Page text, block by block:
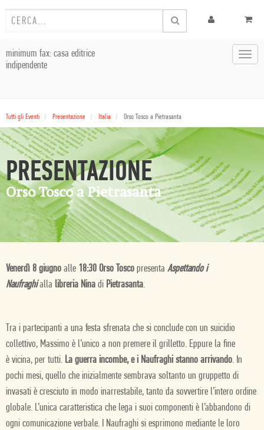
minimum fax: casa editrice
indipendente
Tutti gli Eventi Presentazione Italia Orso Tosco a Pietrasanta
PRESENTAZIONE
Orso Tosco a Pietrasanta
Venerdì 8 giugno alle 18:30 Orso Tosco presenta Aspettando i
Naufraghialla libreria Nina di Pietrasanta.
Tra i partecipanti a una festa sfrenata che si conclude con un suicidio
collettivo, Massimo è l’unico a non premere il grilletto. Eppure la fine
è vicina, per tutti. La guerra incombe, e i Naufraghi stanno arrivando. In
pochi mesi, quello che inizialmente sembrava soltanto un gruppetto di
invasati è cresciuto in modo inarrestabile, tanto da sovvertire l’intero ordine
globale. L’unica caratteristica che lega i suoi componenti è l’abbandono di
ogni comunicazione verbale. I Naufraghi si esprimono mediante le loro